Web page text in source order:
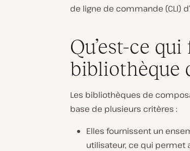
de ligne de commande (CLI)
Qu’est-ce
bibliothèque
Les bibliothèques de
base de plusieurs critères :
Elles fournissent un
utilisateur, ce qui permet